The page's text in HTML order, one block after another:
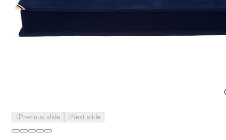
Previous slide Next slide